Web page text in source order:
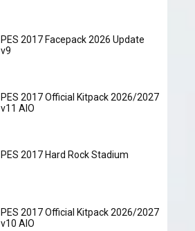
PES 2017 Facepack 2026 Update
v9
PES 2017 Official Kitpack 2026/2027
v11 AIO
PES 2017 Hard Rock Stadium
PES 2017 Official Kitpack 2026/2027
v10 AIO